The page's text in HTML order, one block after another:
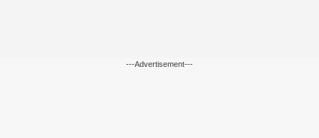
---Advertisement---